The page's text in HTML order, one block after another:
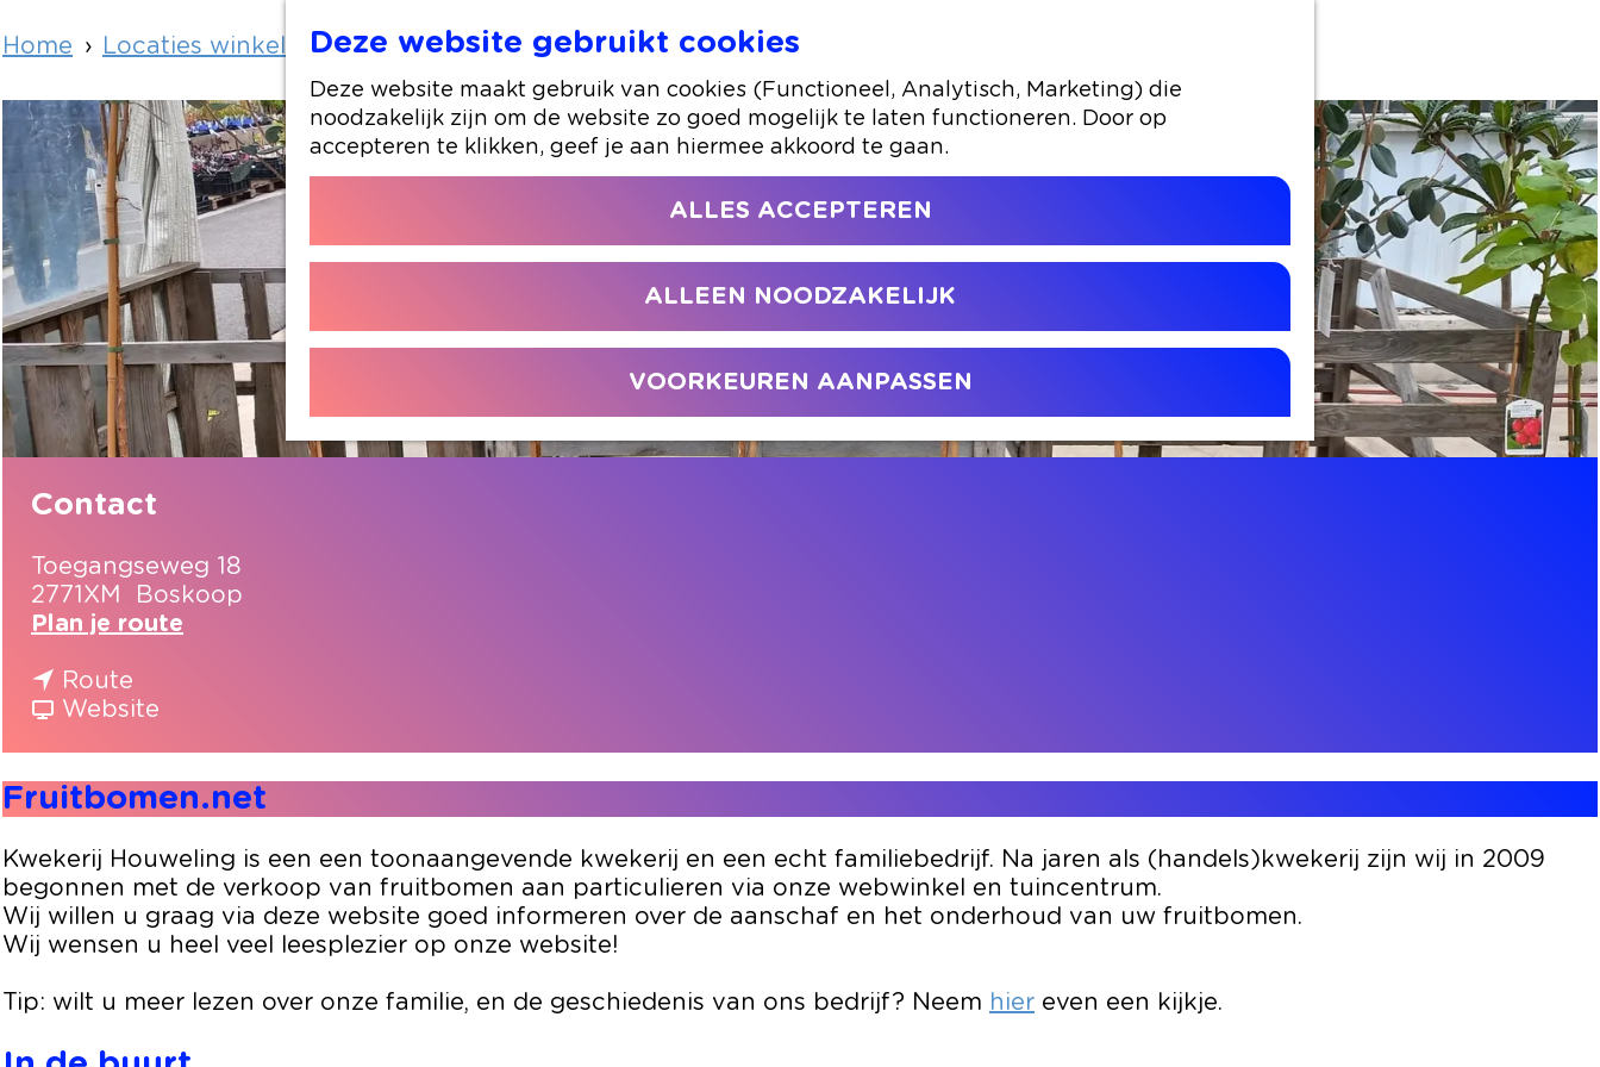
Deze website gebruikt cookies
Deze website maakt gebruik van cookies (Functioneel, Analytisch, Marketing) die
noodzakelijk zijn om de website zo goed mogelijk te laten functioneren. Door op
accepteren te klikken, geef je aan hiermee akkoord te gaan.
ALLES ACCEPTEREN
ALLEEN NOODZAKELIJK
VOORKEUREN AANPASSEN
Home Locaties winkelen Fruitbomen.net
Contact
Toegangseweg 18
2771XM
Boskoop
Plan je route
u
i
t
b
o
m
n
n
Route
a
F
r
u
i
t
b
m
n
Website
F
r
u
i
t
b
m
n
Fruitbomen.net
Kwekerij Houweling is een een toonaangevende kwekerij en een echt familiebedrijf. Na jaren als (handels)kwekerij zijn wij in 2009
begonnen met de verkoop van fruitbomen aan particulieren via onze webwinkel en tuincentrum.
Wij willen u graag via deze website goed informeren over de aanschaf en het onderhoud van uw fruitbomen.
Wij wensen u heel veel leesplezier op onze website!
Tip: wilt u meer lezen over onze familie, en de geschiedenis van ons bedrijf? Neem hier even een kijkje.